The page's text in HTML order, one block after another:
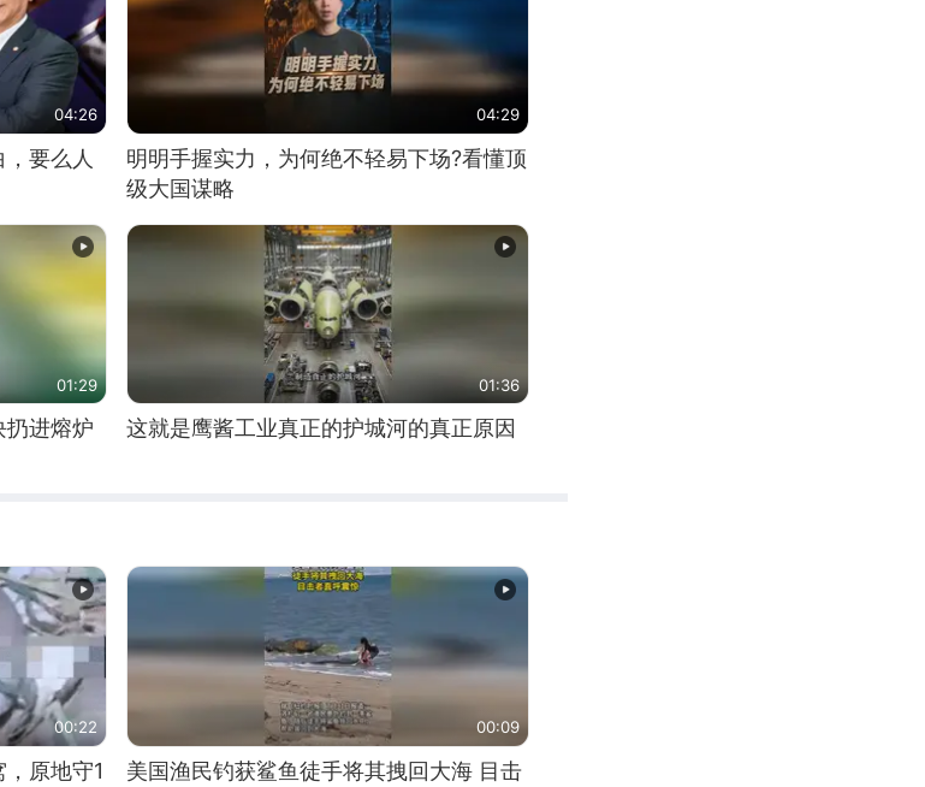
04:26
要么人
04:29
明明手握实力，为何绝不轻易下场?看懂顶
级大国谋略
01:29
扔进熔炉
01:36
这就是鹰酱工业真正的护城河的真正原因
00:22
原地守1
00:09
美国渔民钓获鲨鱼徒手将其拽回大海 目击